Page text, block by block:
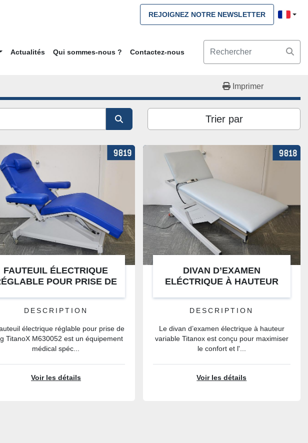
REJOIGNEZ NOTRE NEWSLETTER
Actualités Qui sommes-nous ? Contactez-nous
Imprimer
Trier par
FAUTEUIL ÉLECTRIQUE
POUR PRISE DE
DESCRIPTION
électrique réglable pour prise de
TitanoX M630052 est un équipement
médical spéc...
Voir les détails
DIVAN D’EXAMEN
ELÉCTRIQUE À HAUTEUR
DESCRIPTION
Le divan d’examen électrique à hauteur
variable Titanox est conçu pour maximiser
le confort et l'...
Voir les détails